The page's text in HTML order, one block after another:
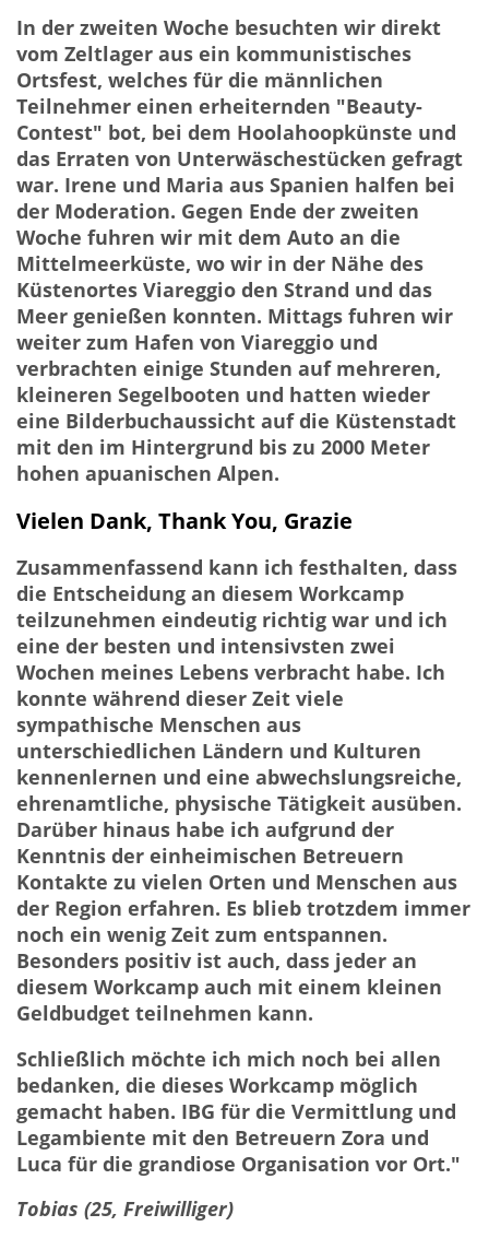
In der zweiten Woche besuchten wir direkt
vom Zeltlager aus ein kommunistisches
Ortsfest, welches für die männlichen
Teilnehmer einen erheiternden "Beauty-
Contest" bot, bei dem Hoolahoopkünste und
das Erraten von Unterwäschestücken gefragt
war. Irene und Maria aus Spanien halfen bei
der Moderation. Gegen Ende der zweiten
Woche fuhren wir mit dem Auto an die
Mittelmeerküste, wo wir in der Nähe des
Küstenortes Viareggio den Strand und das
Meer genießen konnten. Mittags fuhren wir
weiter zum Hafen von Viareggio und
verbrachten einige Stunden auf mehreren,
kleineren Segelbooten und hatten wieder
eine Bilderbuchaussicht auf die Küstenstadt
mit den im Hintergrund bis zu 2000 Meter
hohen apuanischen Alpen.
Vielen Dank, Thank You, Grazie
Zusammenfassend kann ich festhalten, dass
die Entscheidung an diesem Workcamp
teilzunehmen eindeutig richtig war und ich
eine der besten und intensivsten zwei
Wochen meines Lebens verbracht habe. Ich
konnte während dieser Zeit viele
sympathische Menschen aus
unterschiedlichen Ländern und Kulturen
kennenlernen und eine abwechslungsreiche,
ehrenamtliche, physische Tätigkeit ausüben.
Darüber hinaus habe ich aufgrund der
Kenntnis der einheimischen Betreuern
Kontakte zu vielen Orten und Menschen aus
der Region erfahren. Es blieb trotzdem immer
noch ein wenig Zeit zum entspannen.
Besonders positiv ist auch, dass jeder an
diesem Workcamp auch mit einem kleinen
Geldbudget teilnehmen kann.
Schließlich möchte ich mich noch bei allen
bedanken, die dieses Workcamp möglich
gemacht haben. IBG für die Vermittlung und
Legambiente mit den Betreuern Zora und
Luca für die grandiose Organisation vor Ort."
Tobias (25, Freiwilliger)